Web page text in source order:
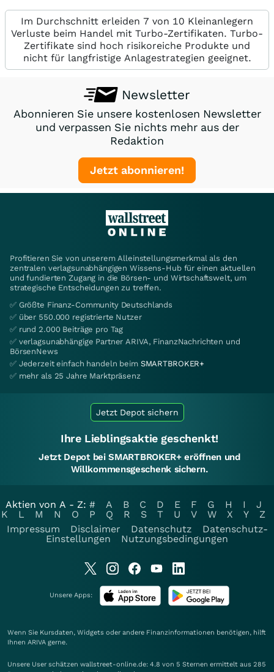
Im Durchschnitt erleiden 7 von 10 Kleinanlegern
Verluste beim Handel mit Turbo-Zertifikaten. Turbo-
Zertifikate sind hoch risikoreiche Produkte und
nicht für langfristige Anlagestrategien geeignet.
Newsletter
Abonnieren Sie unsere kostenlosen Newsletter
und verpassen Sie nichts mehr aus der
Redaktion
Jetzt abonnieren!
Profitieren Sie von unserem Alleinstellungsmerkmal als den
zentralen verlagsunabhängigen Wissens-Hub für einen aktuellen
und fundierten Zugang in die Börsen- und Wirtschaftswelt, um
strategische Entscheidungen zu treffen.
✅ Größte Finanz-Community Deutschlands
✅ über 550.000 registrierte Nutzer
✅ rund 2.000 Beiträge pro Tag
✅ verlagsunabhängige Partner ARIVA, FinanzNachrichten und
BörsenNews
✅ Jederzeit einfach handeln beim SMARTBROKER+
✅ mehr als 25 Jahre Marktpräsenz
Jetzt Depot sichern
Ihre Lieblingsaktie geschenkt!
Jetzt Depot bei SMARTBROKER+ eröffnen und
Willkommensgeschenk sichern.
Aktien von A - Z: # A B C D E F G H I
J
K
L M N O P Q R S T U V W X Y
Z
Impressum
Disclaimer Datenschutz
Datenschutz-
Einstellungen
Nutzungsbedingungen
Unsere Apps:
Wenn Sie Kursdaten, Widgets oder andere Finanzinformationen benötigen, hilft
Ihnen ARIVA gerne.
Unsere User schätzen wallstreet-online.de: 4.8 von 5 Sternen ermittelt aus 285